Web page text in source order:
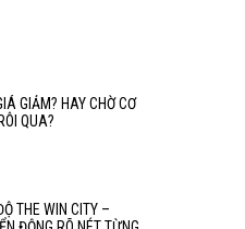
GIẢM? HAY CHỜ CƠ
QUA?
THE WIN CITY –